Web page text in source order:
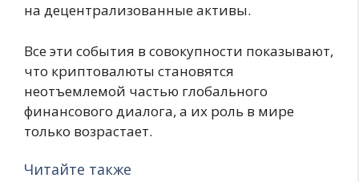
на децентрализованные активы.
Все эти события в совокупности показывают,
что криптовалюты становятся
неотъемлемой частью глобального
финансового диалога, а их роль в мире
только возрастает.
Читайте также